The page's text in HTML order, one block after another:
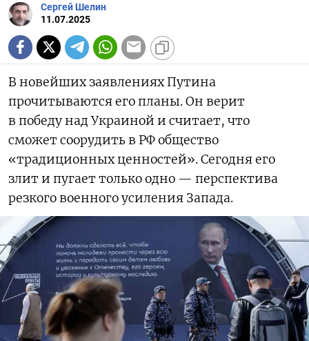
Сергей Шелин
11.07.2025
В новейших заявлениях Путина
прочитываются его планы. Он верит
в победу над Украиной и считает, что
сможет соорудить в РФ общество
«традиционных ценностей». Сегодня его
злит и пугает только одно — перспектива
резкого военного усиления Запада.